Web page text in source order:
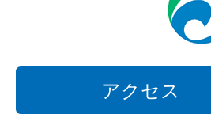
アクセス